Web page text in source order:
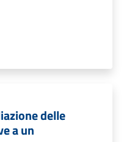
delle
a un